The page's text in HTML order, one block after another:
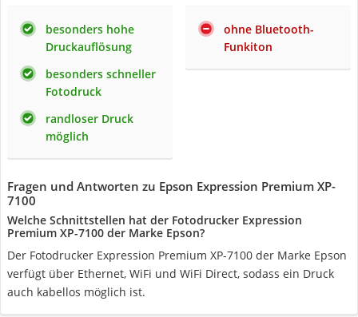
besonders hohe
Druckauflösung
besonders schneller
Fotodruck
randloser Druck
möglich
ohne Bluetooth-
Funkiton
Fragen und Antworten zu Epson Expression Premium XP-
7100
Welche Schnittstellen hat der Fotodrucker Expression
Premium XP-7100 der Marke Epson?
Der Fotodrucker Expression Premium XP-7100 der Marke Epson
verfügt über Ethernet, WiFi und WiFi Direct, sodass ein Druck
auch kabellos möglich ist.